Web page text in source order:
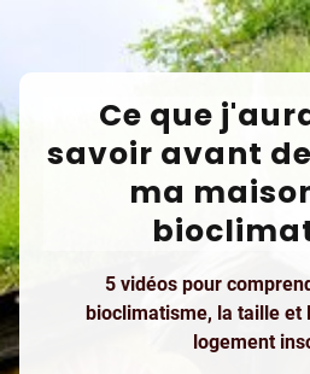
Ce que
savoir avant
ma
5 vidéos pour
bioclimatisme, la taille et
logement